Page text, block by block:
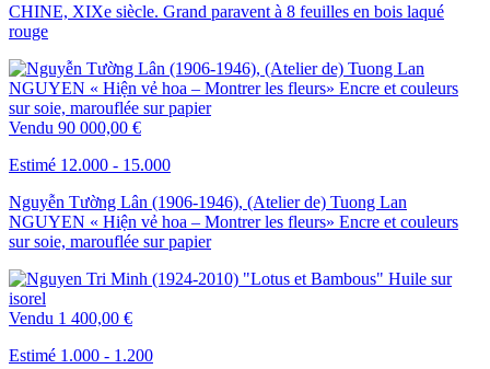
CHINE, XIXe siècle. Grand paravent à 8 feuilles en bois laqué
rouge
Vendu 90 000,00 €
Estimé 12.000 - 15.000
Nguyễn Tường Lân (1906-1946), (Atelier de) Tuong Lan
NGUYEN « Hiện vẻ hoa – Montrer les fleurs» Encre et couleurs
sur soie, marouflée sur papier
Vendu 1 400,00 €
Estimé 1.000 - 1.200